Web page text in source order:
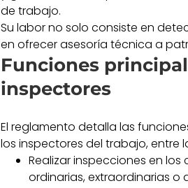
de trabajo.
Su labor no solo consiste en
en ofrecer asesoría técnica a
Funciones
inspectores
El reglamento detalla las
los inspectores del trabajo, entre
Realizar inspecciones en
ordinarias, extraordinarias